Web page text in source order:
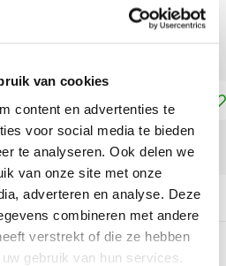
van cookies
content en advertenties te
voor social media te bieden
te analyseren. Ook delen we
van onze site met onze
adverteren en analyse. Deze
combineren met andere
verstrekt of die ze hebben
gebruik van hun services.
aan winkelwagen